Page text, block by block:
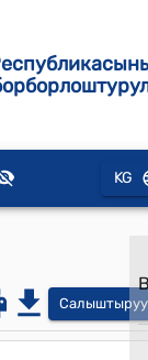
KG
Салыштыруу